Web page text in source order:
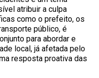
atribuir a culpa
como o prefeito, os
público, é
para abordar e
local, já afetada pelo
resposta proativa das